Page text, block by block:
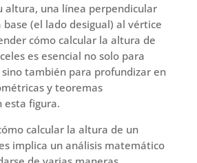
altura, una línea perpendicular
(el lado desigual) al vértice
cómo calcular la altura de
es esencial no solo para
también para profundizar en
y teoremas
esta figura.
calcular la altura de un
implica un análisis matemático